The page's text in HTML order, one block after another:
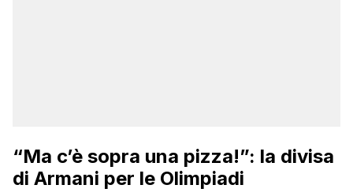
“Ma c’è sopra una pizza!”: la divisa
di Armani per le Olimpiadi